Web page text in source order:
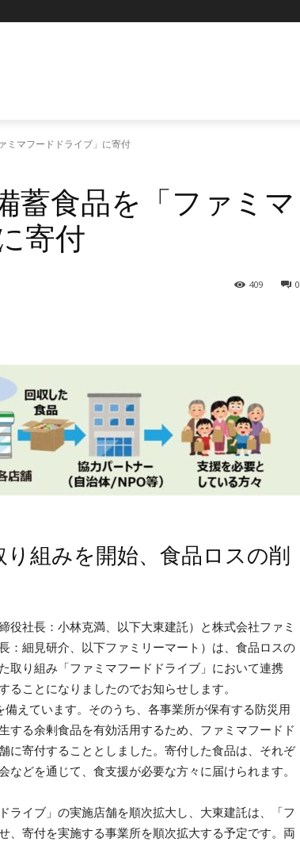
ミマフードドライブ」に寄付
蓄食品を「ファミマ
寄付
0
409
組みを開始、食品ロスの削
役社長：小林克満、以下大東建託）と株式会社ファミ
：細見研介、以下ファミリーマート）は、食品ロスの
取り組み「ファミマフードドライブ」において連携
ことになりましたのでお知らせします。
えています。そのうち、各事業所が保有する防災用
する余剰食品を有効活用するため、ファミマフードド
に寄付することとしました。寄付した食品は、それぞ
どを通じて、食支援が必要な方々に届けられます。
ライブ」の実施店舗を順次拡大し、大東建託は、「フ
、寄付を実施する事業所を順次拡大する予定です。両